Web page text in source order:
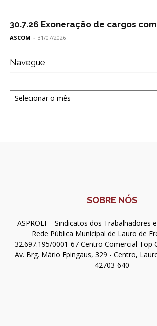
30.7.26 Exoneração de cargos
ASCOM - 31/07/2026
Navegue
Navegue
SOBRE NÓS
ASPROLF - Sindicatos dos Trabalhadores
Rede Pública Municipal de Lauro de
32.697.195/0001-67 Centro Comercial Top
Av. Brg. Mário Epingaus, 329 - Centro,
42703-640